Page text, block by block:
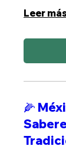
Leer
🌽